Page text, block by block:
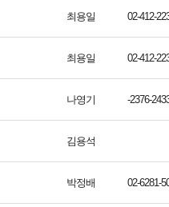
최용일 02-412-
최용일 02-412-
나영기 -2376-
김용석
박정배 02-6281-